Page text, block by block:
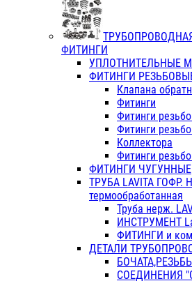
ФИТИНГИ
УПЛОТНИТЕЛЬНЫЕ
ФИТИНГИ
Клапана
Фитинги
Фитинги
Фитинги
Коллектора
Фитинги
ФИТИНГИ ЧУГУННЫЕ
ТРУБА LAVITA ГОФР.
термообработанная
Труба нерж.
ИНСТРУМЕНТ
ФИТИНГИ и
ДЕТАЛИ
СОЕДИНЕНИЯ